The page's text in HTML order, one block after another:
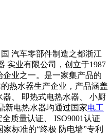
汽车零部件制造之都浙江
实业有限公司，创立于1987
业之一。是一家集产品的
热水器生产企业，产品涵盖
、 即热式电热水器、 小厨
新电热水器均通过国家电工
质量认证、 ISO9001认证
标准的“终极 防电墙”专利